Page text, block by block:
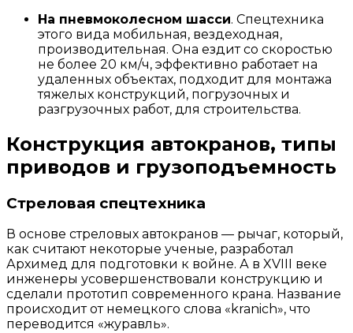
На пневмоколесном шасси. Спецтехника
этого вида мобильная, вездеходная,
производительная. Она ездит со скоростью
не более 20 км/ч, эффективно работает на
удаленных объектах, подходит для монтажа
тяжелых конструкций, погрузочных и
разгрузочных работ, для строительства.
Конструкция автокранов, типы
приводов и грузоподъемность
Стреловая спецтехника
В основе стреловых автокранов — рычаг, который,
как считают некоторые ученые, разработал
Архимед для подготовки к войне. А в XVIII веке
инженеры усовершенствовали конструкцию и
сделали прототип современного крана. Название
происходит от немецкого слова «kranich», что
переводится «журавль».